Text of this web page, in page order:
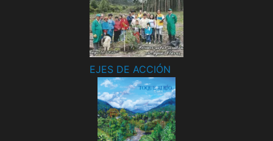
EJES DE ACCIÓN